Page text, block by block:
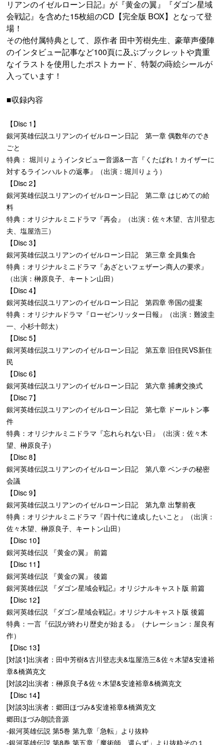
リアンのイゼルローン日記』が『黄金の翼』『ダゴン星域
会戦記』を含めた15枚組のCD【完全版 BOX】となって登
場！
その他付属特典として、原作者 田中芳樹先生、豪華声優陣
のインタビュー記事など100頁に及ぶブックレットや貴重
なイラストを使用したポストカード、特製の蒔絵シールが
入っています！
■収録内容
【Disc 1】
銀河英雄伝説ユリアンのイゼルローン日記 第一章 偶数年のでき
ごと
特典： 堀川りょうインタビュー音源&一言『くたばれ！カイザーに
対するラインハルトの返事』（出演：堀川りょう）
【Disc 2】
銀河英雄伝説ユリアンのイゼルローン日記 第二章 はじめての給
料
特典：オリジナルミニドラマ『再会』（出演：佐々木望、古川登志
夫、塩屋浩三）
【Disc 3】
銀河英雄伝説ユリアンのイゼルローン日記 第三章 全員集合
特典：オリジナルミニドラマ『あざといフェザーン商人の要求』
（出演：榊原良子、キートン山田）
【Disc 4】
銀河英雄伝説ユリアンのイゼルローン日記 第四章 帝国の提案
特典：オリジナルドラマ『ローゼンリッター日報』（出演：難波圭
一、小杉十郎太）
【Disc 5】
銀河英雄伝説ユリアンのイゼルローン日記 第五章 旧住民VS新住
民
【Disc 6】
銀河英雄伝説ユリアンのイゼルローン日記 第六章 捕虜交換式
【Disc 7】
銀河英雄伝説ユリアンのイゼルローン日記 第七章 ドールトン事
件
特典：オリジナルミニドラマ『忘れられない日』（出演：佐々木
望、榊原良子）
【Disc 8】
銀河英雄伝説ユリアンのイゼルローン日記 第八章 ベンチの秘密
会議
【Disc 9】
銀河英雄伝説ユリアンのイゼルローン日記 第九章 出撃前夜
特典：オリジナルミニドラマ『四十代に達成したいこと』（出演：
佐々木望、榊原良子、キートン山田）
【Disc 10】
銀河英雄伝説 『黄金の翼』 前篇
【Disc 11】
銀河英雄伝説 『黄金の翼』 後篇
銀河英雄伝説 『ダゴン星域会戦記』オリジナルキャスト版 前篇
【Disc 12】
銀河英雄伝説 『ダゴン星域会戦記』オリジナルキャスト版 後篇
特典：一言『伝説が終わり歴史が始まる』（ナレーション：屋良有
作）
【Disc 13】
[対談1]出演者：田中芳樹&古川登志夫&塩屋浩三&佐々木望&安達裕
章&橋満克文
[対談2]出演者：榊原良子&佐々木望&安達裕章&橋満克文
【Disc 14】
[対談3]出演者：郷田ほづみ&安達裕章&橋満克文
郷田ほづみ朗読音源
-銀河英雄伝説 第5巻 第九章「急転」より抜粋
-銀河英雄伝説 第8巻 第五章「魔術師、還らず」より抜粋その１